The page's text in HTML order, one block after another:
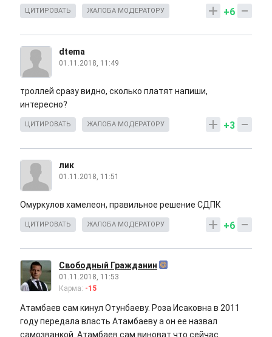
+6
ЦИТИРОВАТЬ ЖАЛОБА МОДЕРАТОРУ
dtema
01.11.2018, 11:49
троллей сразу видно, сколько платят напиши,
интересно?
+3
ЦИТИРОВАТЬ ЖАЛОБА МОДЕРАТОРУ
лик
01.11.2018, 11:51
Омуркулов хамелеон, правильное решение СДПК
+6
ЦИТИРОВАТЬ ЖАЛОБА МОДЕРАТОРУ
Свободный Гражданин
01.11.2018, 11:53
Карма: -15
Атамбаев сам кинул Отунбаеву. Роза Исаковна в 2011
году передала власть Атамбаеву а он ее назвал
самозванкой. Атамбаев сам виноват что сейчас